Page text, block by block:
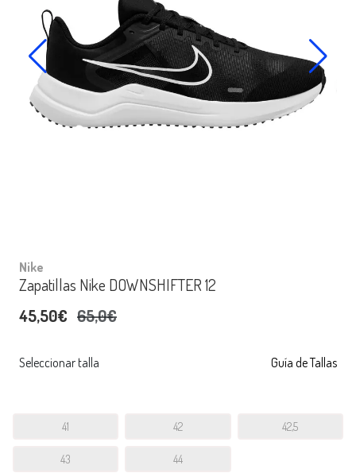
Nike
Zapatillas Nike DOWNSHIFTER 12
45,50€ 65,0€
Seleccionar talla Guía de Tallas
41 42 42,5
43 44